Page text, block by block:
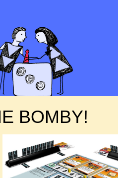
BOMBY!